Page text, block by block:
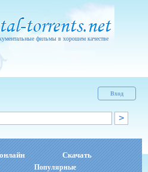
фильмы в хорошем качестве
Вход
Скачать
Популярные